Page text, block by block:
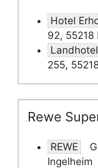
Hotel
92, 55218
255,
Rewe
REWE
Ingelheim